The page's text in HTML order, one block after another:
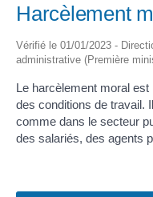
Harcèlement
Vérifié le 01/01/2023 -
administrative (Première
Le harcèlement moral
des conditions de travail.
comme dans le secteur
des salariés, des agents